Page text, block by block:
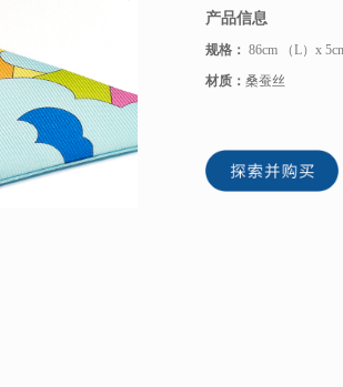
产品信息
规格： 86cm （L）x
材质： 桑蚕丝